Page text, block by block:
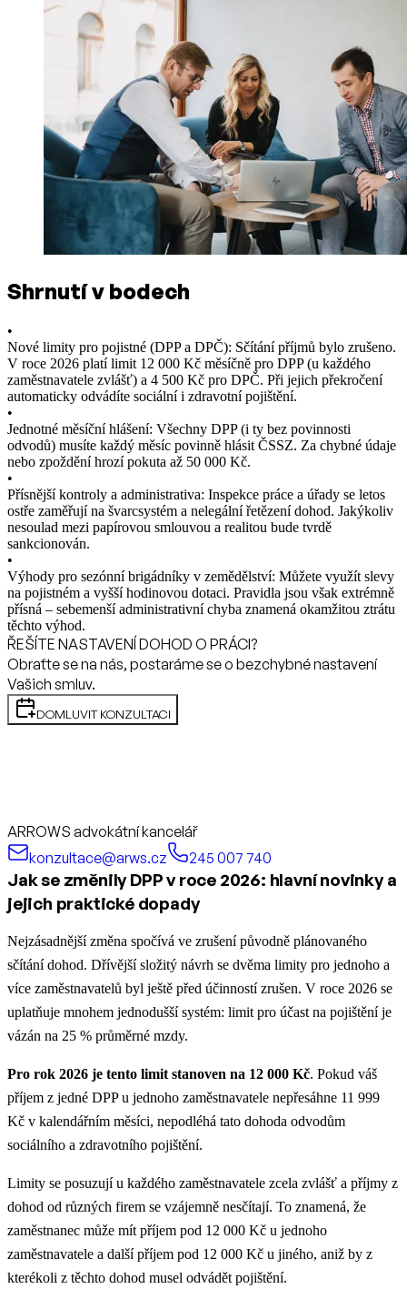
Shrnutí v bodech
•
Nové limity pro pojistné (DPP a DPČ): Sčítání příjmů bylo zrušeno.
V roce 2026 platí limit 12 000 Kč měsíčně pro DPP (u každého
zaměstnavatele zvlášť) a 4 500 Kč pro DPČ. Při jejich překročení
automaticky odvádíte sociální i zdravotní pojištění.
•
Jednotné měsíční hlášení: Všechny DPP (i ty bez povinnosti
odvodů) musíte každý měsíc povinně hlásit ČSSZ. Za chybné údaje
nebo zpoždění hrozí pokuta až 50 000 Kč.
•
Přísnější kontroly a administrativa: Inspekce práce a úřady se letos
ostře zaměřují na švarcsystém a nelegální řetězení dohod. Jakýkoliv
nesoulad mezi papírovou smlouvou a realitou bude tvrdě
sankcionován.
•
Výhody pro sezónní brigádníky v zemědělství: Můžete využít slevy
na pojistném a vyšší hodinovou dotaci. Pravidla jsou však extrémně
přísná – sebemenší administrativní chyba znamená okamžitou ztrátu
těchto výhod.
ŘEŠÍTE NASTAVENÍ DOHOD O PRÁCI?
Obraťte se na nás, postaráme se o bezchybné nastavení
Vašich smluv.
DOMLUVIT KONZULTACI
ARROWS advokátní kancelář
konzultace@arws.cz
245 007 740
Jak se změnily DPP v roce 2026: hlavní novinky a
jejich praktické dopady
Nejzásadnější změna spočívá ve zrušení původně plánovaného
sčítání dohod. Dřívější složitý návrh se dvěma limity pro jednoho a
více zaměstnavatelů byl ještě před účinností zrušen. V roce 2026 se
uplatňuje mnohem jednodušší systém: limit pro účast na pojištění je
vázán na 25 % průměrné mzdy.
Pro rok 2026 je tento limit stanoven na 12 000 Kč. Pokud váš
příjem z jedné DPP u jednoho zaměstnavatele nepřesáhne 11 999
Kč v kalendářním měsíci, nepodléhá tato dohoda odvodům
sociálního a zdravotního pojištění.
Limity se posuzují u každého zaměstnavatele zcela zvlášť a příjmy z
dohod od různých firem se vzájemně nesčítají. To znamená, že
zaměstnanec může mít příjem pod 12 000 Kč u jednoho
zaměstnavatele a další příjem pod 12 000 Kč u jiného, aniž by z
kterékoli z těchto dohod musel odvádět pojištění.